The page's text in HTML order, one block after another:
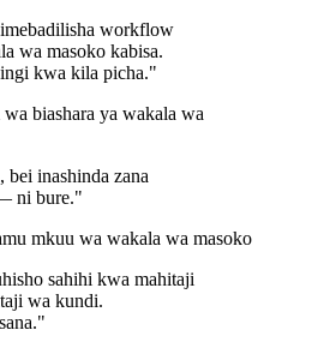
workflow
wa masoko kabisa.
kwa kila picha."
biashara ya wakala wa
inashinda zana
ni bure."
mkuu wa wakala wa masoko
sahihi kwa mahitaji
wa kundi.